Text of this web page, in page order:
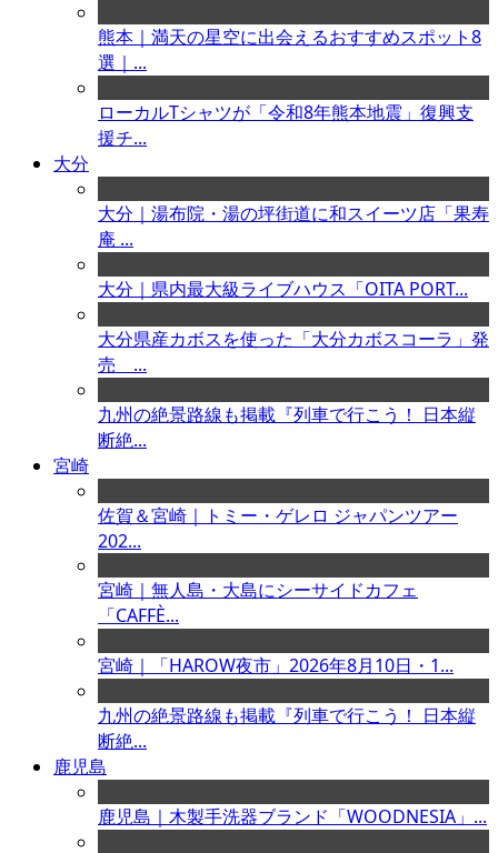
熊本｜満天の星空に出会えるおすすめスポット8
選｜...
ローカルTシャツが「令和8年熊本地震」復興支
援チ...
大分
大分｜湯布院・湯の坪街道に和スイーツ店「果寿
庵 ...
大分｜県内最大級ライブハウス「OITA PORT...
大分県産カボスを使った「大分カボスコーラ」発
売 ...
九州の絶景路線も掲載『列車で行こう！ 日本縦
断絶...
宮崎
佐賀＆宮崎｜トミー・ゲレロ ジャパンツアー
202...
宮崎｜無人島・大島にシーサイドカフェ
「CAFFÈ...
宮崎｜「HAROW夜市」2026年8月10日・1...
九州の絶景路線も掲載『列車で行こう！ 日本縦
断絶...
鹿児島
鹿児島｜木製手洗器ブランド「WOODNESIA」...